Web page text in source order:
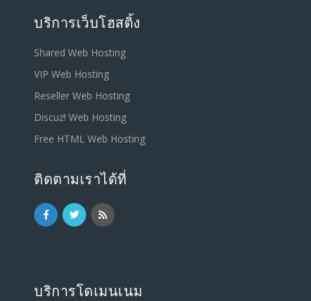
บริการเว็บโฮสติ้ง
Shared Web Hosting
VIP Web Hosting
Reseller Web Hosting
Discuz! Web Hosting
Free HTML Web Hosting
ติดตามเราได้ที่
บริการโดเมนเนม